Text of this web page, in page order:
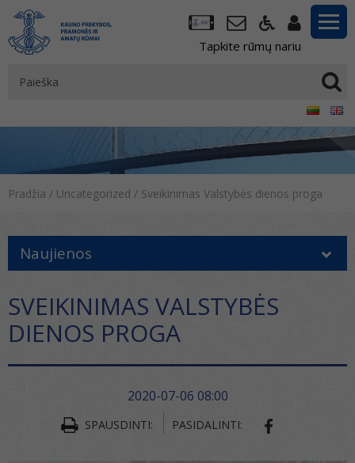
Tapkite rūmų nariu
Pradžia / Uncategorized / Sveikinimas Valstybės dienos proga
Naujienos
SVEIKINIMAS VALSTYBĖS
DIENOS PROGA
2020-07-06 08:00
SPAUSDINTI: PASIDALINTI: